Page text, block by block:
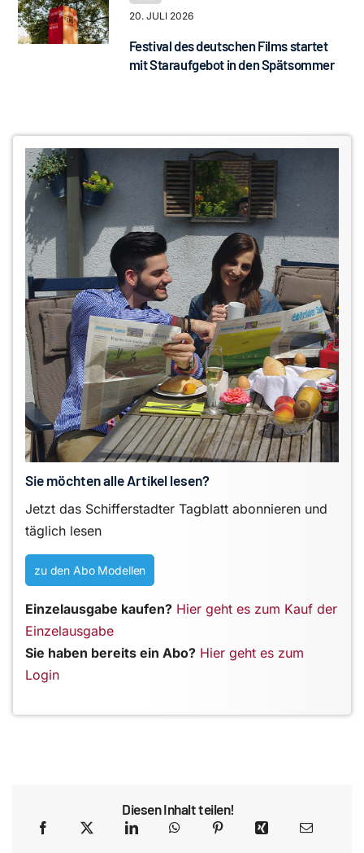
20. JULI 2026
Festival des deutschen Films startet
mit Staraufgebot in den Spätsommer
Sie möchten alle Artikel lesen?
Jetzt das Schifferstadter Tagblatt abonnieren und
täglich lesen
zu den Abo Modellen
Einzelausgabe kaufen? Hier geht es zum Kauf der
Einzelausgabe
Sie haben bereits ein Abo? Hier geht es zum
Login
Diesen Inhalt teilen!